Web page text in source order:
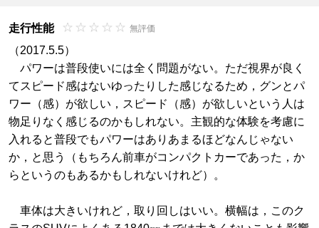
走行性能 無評価
（2017.5.5）
パワーは普段使いには全く問題がない。ただ視界が良く
てスピード感はないゆったりした感じなるため，グンとパ
ワー（感）が欲しい，スピード（感）が欲しいという人は
物足りなく感じるのかもしれない。主観的な体験を考慮に
入れると普段でもパワーはありあまるほどなんじゃない
か，と思う（もちろん前車がコンパクトカーであった，か
らというのもあるかもしれないけれど）。
車体は大きいけれど，取り回しはいい。横幅は，このク